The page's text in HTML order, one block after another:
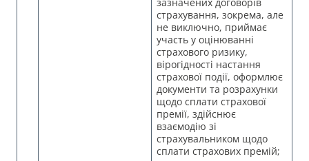
страхування, зокрема, але
не виключно, приймає
участь у оцінюванні
страхового ризику,
вірогідності настання
страхової події, оформлює
документи та розрахунки
щодо сплати страхової
премії, здійснює
взаємодію зі
страхувальником щодо
сплати страхових премій;